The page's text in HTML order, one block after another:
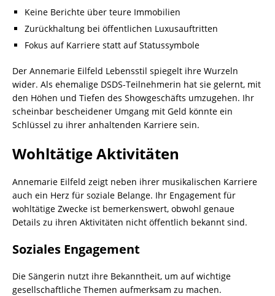
Keine Berichte über teure Immobilien
Zurückhaltung bei öffentlichen Luxusauftritten
Fokus auf Karriere statt auf Statussymbole
Der Annemarie Eilfeld Lebensstil spiegelt ihre Wurzeln
wider. Als ehemalige DSDS-Teilnehmerin hat sie gelernt, mit
den Höhen und Tiefen des Showgeschäfts umzugehen. Ihr
scheinbar bescheidener Umgang mit Geld könnte ein
Schlüssel zu ihrer anhaltenden Karriere sein.
Wohltätige Aktivitäten
Annemarie Eilfeld zeigt neben ihrer musikalischen Karriere
auch ein Herz für soziale Belange. Ihr Engagement für
wohltätige Zwecke ist bemerkenswert, obwohl genaue
Details zu ihren Aktivitäten nicht öffentlich bekannt sind.
Soziales Engagement
Die Sängerin nutzt ihre Bekanntheit, um auf wichtige
gesellschaftliche Themen aufmerksam zu machen.